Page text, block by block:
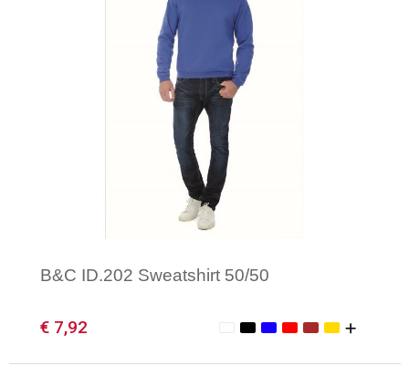
B&C ID.202 Sweatshirt 50/50
€ 7,92